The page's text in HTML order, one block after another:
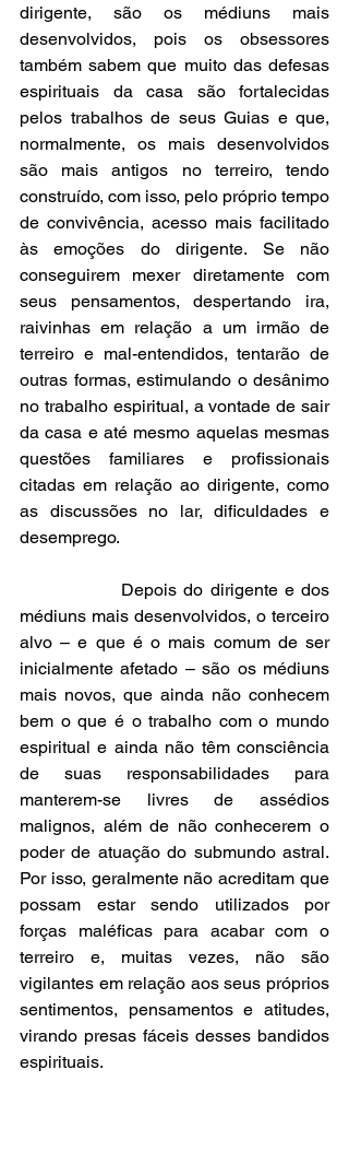
dirigente, são os médiuns mais
desenvolvidos, pois os obsessores
também sabem que muito das defesas
espirituais da casa são fortalecidas
pelos trabalhos de seus Guias e que,
normalmente, os mais desenvolvidos
são mais antigos no terreiro, tendo
construído, com isso, pelo próprio tempo
de convivência, acesso mais facilitado
às emoções do dirigente. Se não
conseguirem mexer diretamente com
seus pensamentos, despertando ira,
raivinhas em relação a um irmão de
terreiro e mal-entendidos, tentarão de
outras formas, estimulando o desânimo
no trabalho espiritual, a vontade de sair
da casa e até mesmo aquelas mesmas
questões familiares e profissionais
citadas em relação ao dirigente, como
as discussões no lar, dificuldades e
desemprego.
médiuns mais desenvolvidos, o terceiro
alvo – e que é o mais comum de ser
inicialmente afetado – são os médiuns
mais novos, que ainda não conhecem
bem o que é o trabalho com o mundo
espiritual e ainda não têm consciência
de suas responsabilidades para
manterem-se livres de assédios
malignos, além de não conhecerem o
poder de atuação do submundo astral.
Por isso, geralmente não acreditam que
possam estar sendo utilizados por
forças maléficas para acabar com o
terreiro e, muitas vezes, não são
vigilantes em relação aos seus próprios
sentimentos, pensamentos e atitudes,
virando presas fáceis desses bandidos
espirituais.